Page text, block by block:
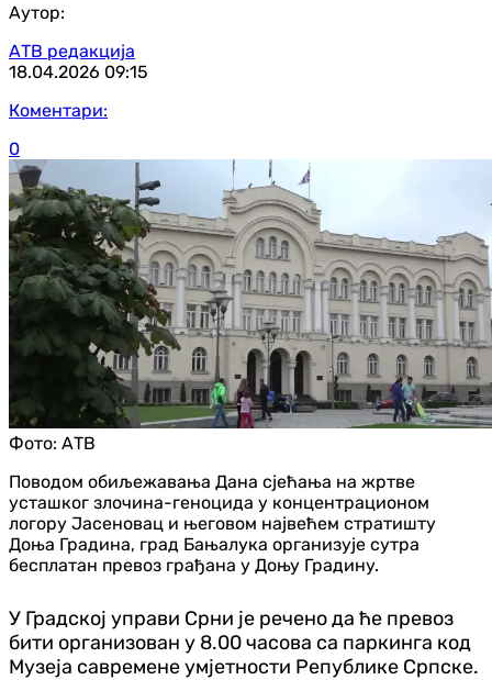
Аутор:
АТВ редакција
18.04.2026 09:15
Коментари:
0
Фото: АТВ
Поводом обиљежавања Дана сјећања на жртве
усташког злочина-геноцида у концентрационом
логору Јасеновац и његовом највећем стратишту
Доња Градина, град Бањалука организује сутра
бесплатан превоз грађана у Доњу Градину.
У Градској управи Срни је речено да ће превоз
бити организован у 8.00 часова са паркинга код
Музеја савремене умјетности Републике Српске.